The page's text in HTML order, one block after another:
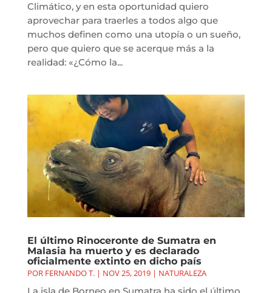
Climático, y en esta oportunidad quiero
aprovechar para traerles a todos algo que
muchos definen como una utopía o un sueño,
pero que quiero que se acerque más a la
realidad: «¿Cómo la...
El último Rinoceronte de Sumatra en
Malasia ha muerto y es declarado
oficialmente extinto en dicho país
POR FERNANDO T.| NOV 25, 2019| NATURALEZA